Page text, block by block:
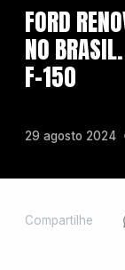
FORD
NO
F-150
29 agosto 2024
Compartilhe